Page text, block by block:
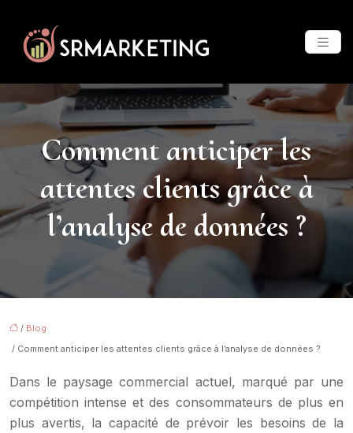
Comment anticiper les
attentes clients grâce à
l’analyse de données ?
/ Blog
/ Comment anticiper les attentes clients grâce à l’analyse de données ?
Dans le paysage commercial actuel, marqué par une
compétition intense et des consommateurs de plus en
plus avertis, la capacité de prévoir les besoins de la